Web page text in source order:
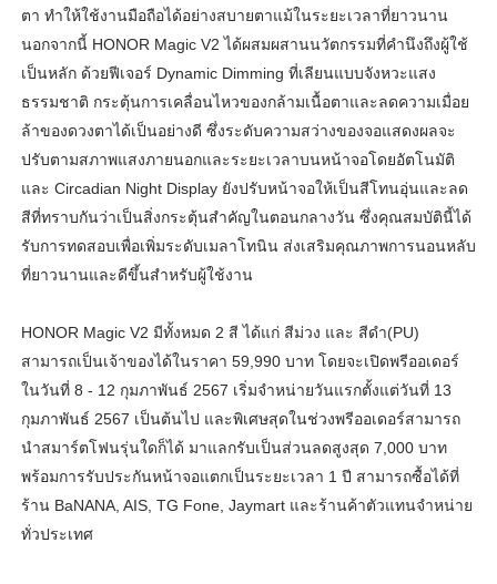
ตา ทำให้ใช้งานมือถือได้อย่างสบายตาแม้ในระยะเวลาที่ยาวนาน
นอกจากนี้ HONOR Magic V2 ได้ผสมผสานนวัตกรรมที่คำนึงถึงผู้ใช้
เป็นหลัก ด้วยฟีเจอร์ Dynamic Dimming ที่เลียนแบบจังหวะแสง
ธรรมชาติ กระตุ้นการเคลื่อนไหวของกล้ามเนื้อตาและลดความเมื่อย
ล้าของดวงตาได้เป็นอย่างดี ซึ่งระดับความสว่างของจอแสดงผลจะ
ปรับตามสภาพแสงภายนอกและระยะเวลาบนหน้าจอโดยอัตโนมัติ
และ Circadian Night Display ยังปรับหน้าจอให้เป็นสีโทนอุ่นและลด
สีที่ทราบกันว่าเป็นสิ่งกระตุ้นสำคัญในตอนกลางวัน ซึ่งคุณสมบัตินี้ได้
รับการทดสอบเพื่อเพิ่มระดับเมลาโทนิน ส่งเสริมคุณภาพการนอนหลับ
ที่ยาวนานและดีขึ้นสำหรับผู้ใช้งาน
HONOR Magic V2 มีทั้งหมด 2 สี ได้แก่ สีม่วง และ สีดำ(PU)
สามารถเป็นเจ้าของได้ในราคา 59,990 บาท โดยจะเปิดพรีออเดอร์
ในวันที่ 8 - 12 กุมภาพันธ์ 2567 เริ่มจำหน่ายวันแรกตั้งแต่วันที่ 13
กุมภาพันธ์ 2567 เป็นต้นไป และพิเศษสุดในช่วงพรีออเดอร์สามารถ
นำสมาร์ตโฟนรุ่นใดก็ได้ มาแลกรับเป็นส่วนลดสูงสุด 7,000 บาท
พร้อมการรับประกันหน้าจอแตกเป็นระยะเวลา 1 ปี สามารถซื้อได้ที่
ร้าน BaNANA, AIS, TG Fone, Jaymart และร้านค้าตัวแทนจำหน่าย
ทั่วประเทศ